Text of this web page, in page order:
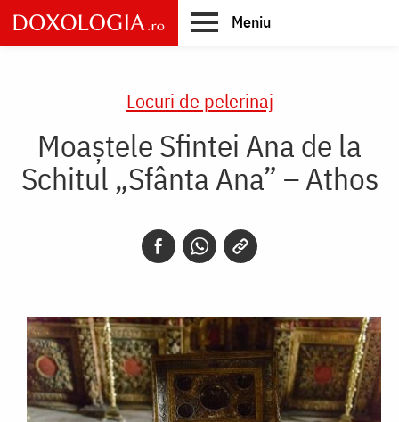
Skip
to
main
Meniu
Locuri de pelerinaj
Moaștele Sfintei Ana de la
Schitul „Sfânta Ana” – Athos